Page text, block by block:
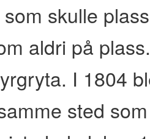
skulle
aldri på
I 1804
sted